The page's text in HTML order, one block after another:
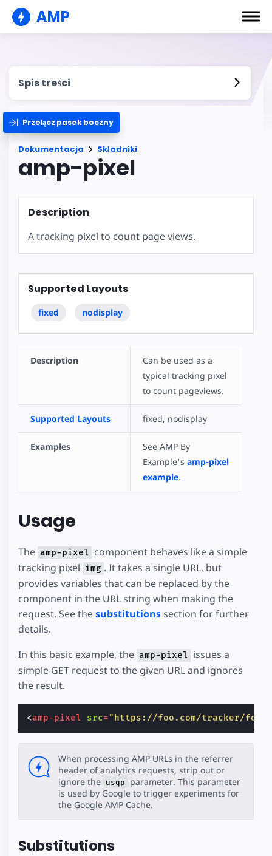
AMP
Spis treści
Przełącz pasek boczny
Dokumentacja Składniki
amp-pixel
Description
A tracking pixel to count page views.
Supported Layouts
fixed nodisplay
Description
Can be used as a
typical tracking pixel
to count pageviews.
Supported Layouts fixed, nodisplay
Examples
See AMP By
Example's amp-pixel
example.
Usage
The amp-pixel component behaves like a simple
tracking pixel img . It takes a single URL, but
provides variables that can be replaced by the
component in the URL string when making the
request. See thesubstitutionssection for further
details.
In this basic example, the amp-pixel issues a
simple GET request to the given URL and ignores
the result.
<amp-pixel src="https://foo.com/tracker/foo"
When processing AMP URLs in the referrer
header of analytics requests, strip out or
ignore the usqp
parameter. This parameter
is used by Google to trigger experiments for
the Google AMP Cache.
Substitutions